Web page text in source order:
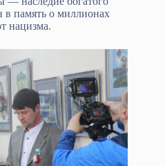
память о миллионах
нацизма.